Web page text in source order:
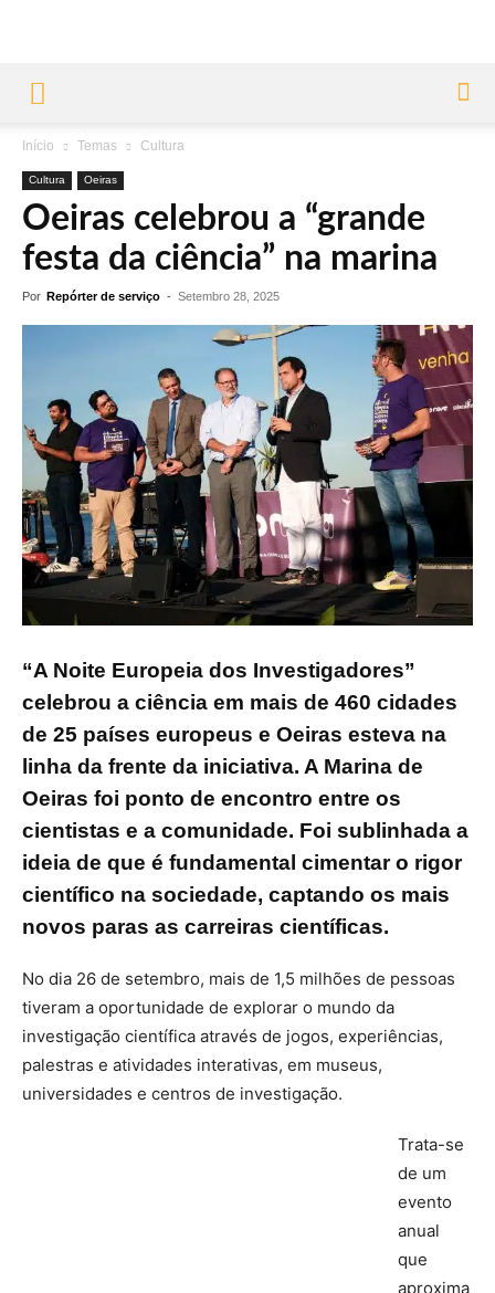
Início Temas Cultura
Cultura Oeiras
Oeiras celebrou a “grande
festa da ciência” na marina
Por Repórter de serviço - Setembro 28, 2025
“A Noite Europeia dos Investigadores”
celebrou a ciência em mais de 460 cidades
de 25 países europeus e Oeiras esteva na
linha da frente da iniciativa. A Marina de
Oeiras foi ponto de encontro entre os
cientistas e a comunidade. Foi sublinhada a
ideia de que é fundamental cimentar o rigor
científico na sociedade, captando os mais
novos paras as carreiras científicas.
No dia 26 de setembro, mais de 1,5 milhões de pessoas
tiveram a oportunidade de explorar o mundo da
investigação científica através de jogos, experiências,
palestras e atividades interativas, em museus,
universidades e centros de investigação.
Trata-se
de um
evento
anual
que
aproxima